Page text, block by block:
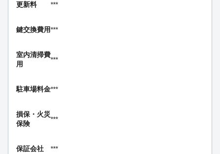
更新料 ***
鍵交換費用***
室内清掃費
用
***
駐車場料金***
損保・ 火災
保険
***
保証会社 ***